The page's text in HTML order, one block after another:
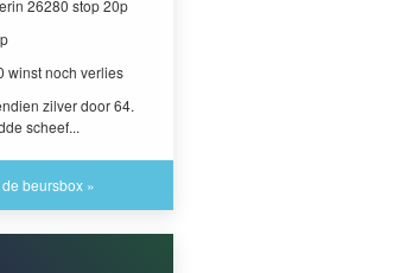
26280 stop 20p
winst noch verlies
zilver door 64.
scheef...
beursbox »